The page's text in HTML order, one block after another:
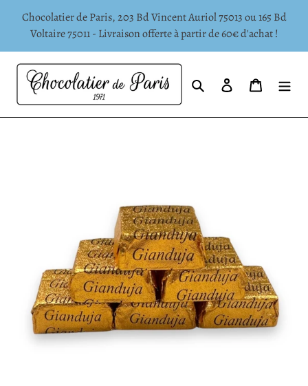
Passer
Chocolatier de Paris, 203 Bd Vincent Auriol 75013 ou 165 Bd
Voltaire 75011 - Livraison offerte à partir de 60€ d'achat !
RechercherSe connecter
Panier